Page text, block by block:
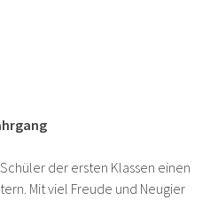
der ersten Klassen einen
Mit viel Freude und Neugier